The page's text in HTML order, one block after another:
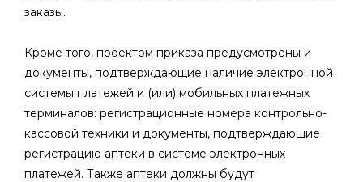
заказы.
Кроме того, проектом приказа предусмотрены и
документы, подтверждающие наличие электронной
системы платежей и (или) мобильных платежных
терминалов: регистрационные номера контрольно-
кассовой техники и документы, подтверждающие
регистрацию аптеки в системе электронных
платежей. Также аптеки должны будут